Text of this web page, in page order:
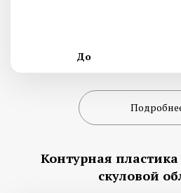
До
Контурная
скуловой